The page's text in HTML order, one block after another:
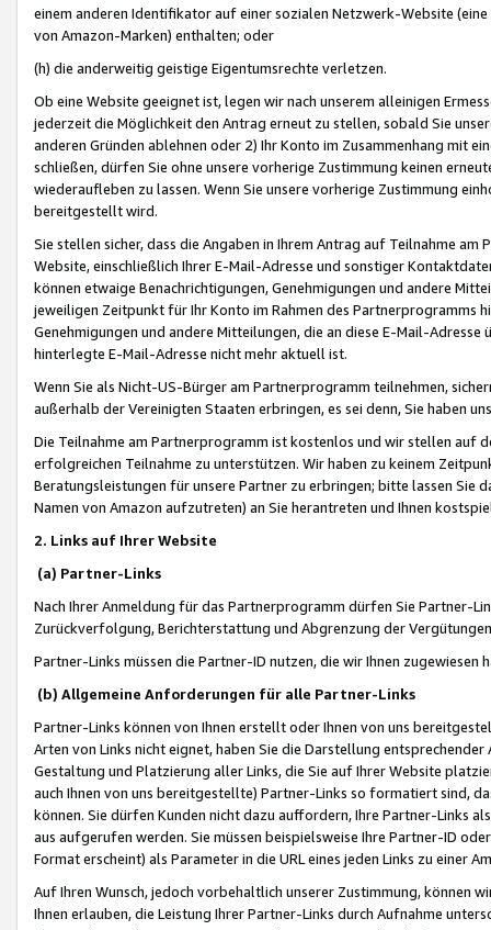
einem anderen Identifikator auf einer sozialen Netzwerk-Website
von Amazon-Marken) enthalten; oder
(h) die anderweitig geistige Eigentumsrechte verletzen.
Ob eine Website geeignet ist, legen wir nach unserem alleinigen
jederzeit die Möglichkeit den Antrag erneut zu stellen, sobald Sie
anderen Gründen ablehnen oder 2) Ihr Konto im Zusammenhang mit
schließen, dürfen Sie ohne unsere vorherige Zustimmung keinen
wiederaufleben zu lassen. Wenn Sie unsere vorherige Zustimmung
bereitgestellt wird.
Sie stellen sicher, dass die Angaben in Ihrem Antrag auf Teilnahme
Website, einschließlich Ihrer E-Mail-Adresse und sonstiger
können etwaige Benachrichtigungen, Genehmigungen und andere
jeweiligen Zeitpunkt für Ihr Konto im Rahmen des Partnerprogramms
Genehmigungen und andere Mitteilungen, die an diese E-Mail-
hinterlegte E-Mail-Adresse nicht mehr aktuell ist.
Wenn Sie als Nicht-US-Bürger am Partnerprogramm teilnehmen,
außerhalb der Vereinigten Staaten erbringen, es sei denn, Sie haben
Die Teilnahme am Partnerprogramm ist kostenlos und wir stellen auf
erfolgreichen Teilnahme zu unterstützen. Wir haben zu keinem
Beratungsleistungen für unsere Partner zu erbringen; bitte lassen Sie
Namen von Amazon aufzutreten) an Sie herantreten und Ihnen
2. Links auf Ihrer Website
(a) Partner-Links
Nach Ihrer Anmeldung für das Partnerprogramm dürfen Sie Partner-
Zurückverfolgung, Berichterstattung und Abgrenzung der
Partner-Links müssen die Partner-ID nutzen, die wir Ihnen zugewiesen
(b) Allgemeine Anforderungen für alle Partner-Links
Partner-Links können von Ihnen erstellt oder Ihnen von uns
Arten von Links nicht eignet, haben Sie die Darstellung
Gestaltung und Platzierung aller Links, die Sie auf Ihrer Website
auch Ihnen von uns bereitgestellte) Partner-Links so formatiert sind,
können. Sie dürfen Kunden nicht dazu auffordern, Ihre Partner-Links
aus aufgerufen werden. Sie müssen beispielsweise Ihre Partner-ID
Format erscheint) als Parameter in die URL eines jeden Links zu einer
Auf Ihren Wunsch, jedoch vorbehaltlich unserer Zustimmung, können
Ihnen erlauben, die Leistung Ihrer Partner-Links durch Aufnahme